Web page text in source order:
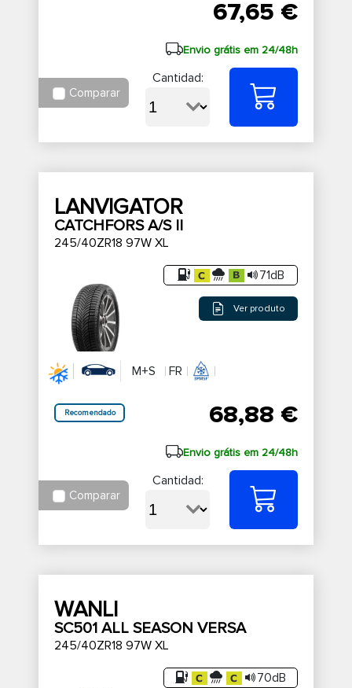
67,65 €
Envio grátis em 24/48h
Comparar
Cantidad:
LANVIGATOR
CATCHFORS A/S II
245/40ZR18 97W XL
71dB
Ver produto
M+S FR
Recomendado 68,88 €
Envio grátis em 24/48h
Comparar
Cantidad:
WANLI
SC501 ALL SEASON VERSA
245/40ZR18 97W XL
70dB